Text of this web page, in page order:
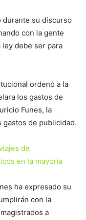
durante su discurso
con la gente
debe ser para
ordenó a la
los gastos de
Funes, la
gastos de publicidad.
de
en la mayoría
ha expresado su
con la
a